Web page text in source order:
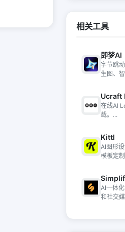
相关工具
即梦AI
字节跳
生图、
Ucraft
在线AI
载。...
Kittl
AI图形
模板定
AI一体
和社交